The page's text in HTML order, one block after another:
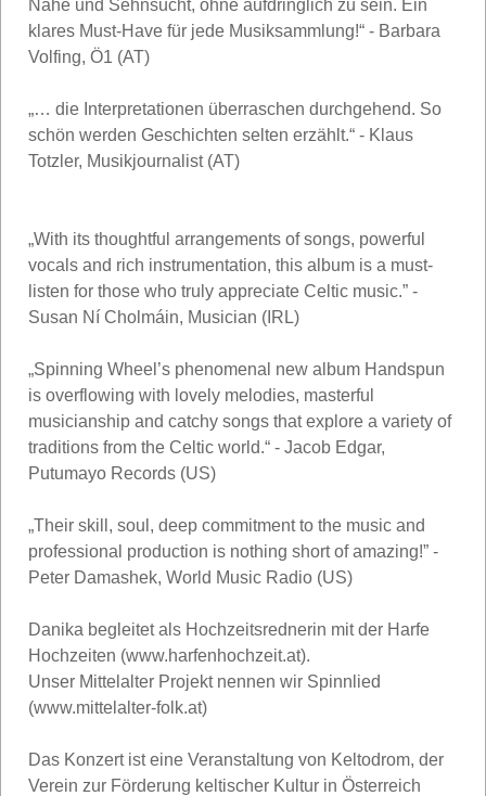
Nähe und Sehnsucht, ohne aufdringlich zu sein. Ein
klares Must-Have für jede Musiksammlung!“ - Barbara
Volfing, Ö1 (AT)
„… die Interpretationen überraschen durchgehend. So
schön werden Geschichten selten erzählt.“ - Klaus
Totzler, Musikjournalist (AT)
„With its thoughtful arrangements of songs, powerful
vocals and rich instrumentation, this album is a must-
listen for those who truly appreciate Celtic music.” -
Susan Ní Cholmáin, Musician (IRL)
„Spinning Wheel’s phenomenal new album Handspun
is overflowing with lovely melodies, masterful
musicianship and catchy songs that explore a variety of
traditions from the Celtic world.“ - Jacob Edgar,
Putumayo Records (US)
„Their skill, soul, deep commitment to the music and
professional production is nothing short of amazing!” -
Peter Damashek, World Music Radio (US)
Danika begleitet als Hochzeitsrednerin mit der Harfe
Hochzeiten (www.harfenhochzeit.at).
Unser Mittelalter Projekt nennen wir Spinnlied
(www.mittelalter-folk.at)
Das Konzert ist eine Veranstaltung von Keltodrom, der
Verein zur Förderung keltischer Kultur in Österreich